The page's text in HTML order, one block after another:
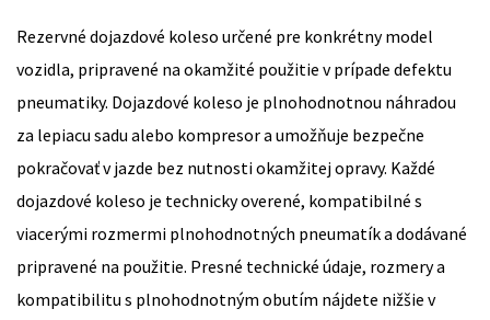
Rezervné dojazdové koleso určené pre konkrétny model
vozidla, pripravené na okamžité použitie v prípade defektu
pneumatiky. Dojazdové koleso je plnohodnotnou náhradou
za lepiacu sadu alebo kompresor a umožňuje bezpečne
pokračovať v jazde bez nutnosti okamžitej opravy. Každé
dojazdové koleso je technicky overené, kompatibilné s
viacerými rozmermi plnohodnotných pneumatík a dodávané
pripravené na použitie. Presné technické údaje, rozmery a
kompatibilitu s plnohodnotným obutím nájdete nižšie v